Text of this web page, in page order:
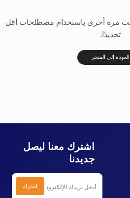
مرة أخرى باستخدام مصطلحات أقل
تحديدًا.
العودة إلى المتجر
اشترك معنا ليصل
جديدنا